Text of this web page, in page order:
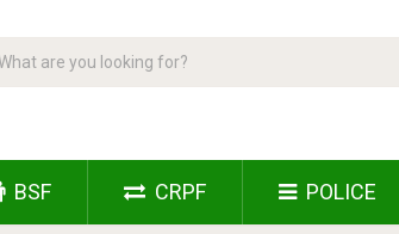
BSF CRPF POLICE